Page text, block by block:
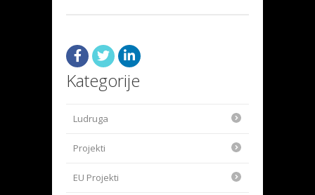
Kategorije
Ludruga
Projekti
EU Projekti